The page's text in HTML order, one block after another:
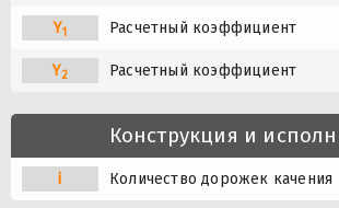
Y1 Расчетный коэффициент
Y2 Расчетный коэффициент
Конструкция и
i Количество дорожек качения